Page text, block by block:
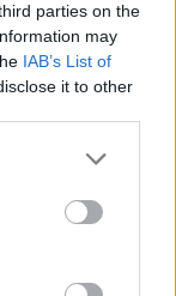
parties on the
may
IAB’s List of
it to other
more Google
may click to
party tags to
below Google